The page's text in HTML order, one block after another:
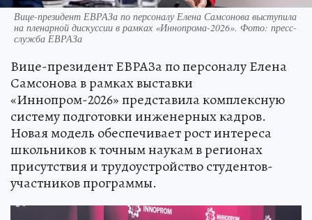
Вице-президент ЕВРАЗа по персоналу Елена Самсонова выступила
на пленарной дискуссии в рамках «Иннопрома-2026». Фото: пресс-
служба ЕВРАЗа
Вице-президент ЕВРАЗа по персоналу Елена
Самсонова в рамках выставки
«Иннопром-2026» представила комплексную
систему подготовки инженерных кадров.
Новая модель обеспечивает рост интереса
школьников к точным наукам в регионах
присутствия и трудоустройство студентов-
участников программы.